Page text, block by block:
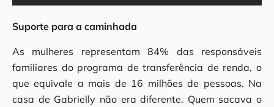
Suporte para a caminhada
As mulheres representam 84% das responsáveis
familiares do programa de transferência de renda, o
que equivale a mais de 16 milhões de pessoas. Na
casa de Gabrielly não era diferente. Quem sacava o